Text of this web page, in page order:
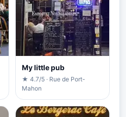
My little pub
★ 4.7/5 · Rue de Port-
Mahon